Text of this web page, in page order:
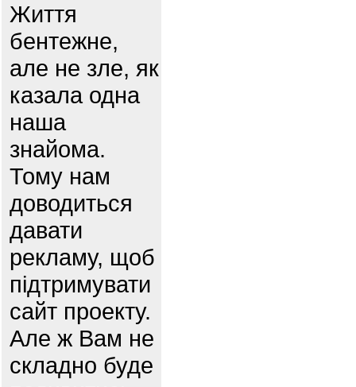
Життя
бентежне,
але не зле, як
казала одна
наша
знайома.
Тому нам
доводиться
давати
рекламу, щоб
підтримувати
сайт проекту.
Але ж Вам не
складно буде